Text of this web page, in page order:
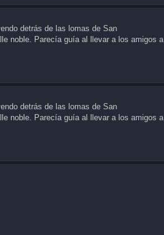
detrás de las lomas de San
noble. Parecía guía al llevar a los amigos a
detrás de las lomas de San
noble. Parecía guía al llevar a los amigos a